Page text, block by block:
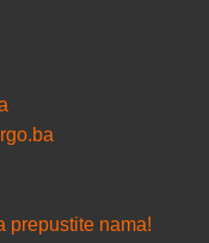
prepustite nama!